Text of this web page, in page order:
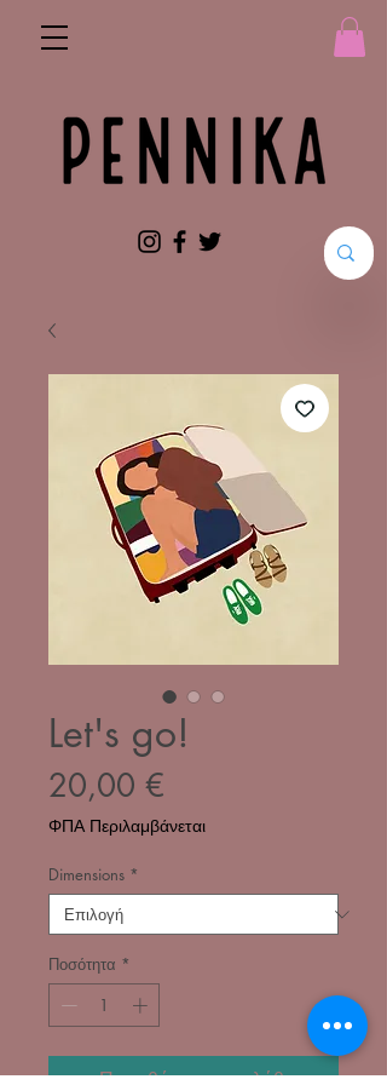
Let's go!
20,00 €
ΦΠΑ Περιλαμβάνεται
Dimensions *
Ποσότητα *
Προσθήκη στο καλάθι